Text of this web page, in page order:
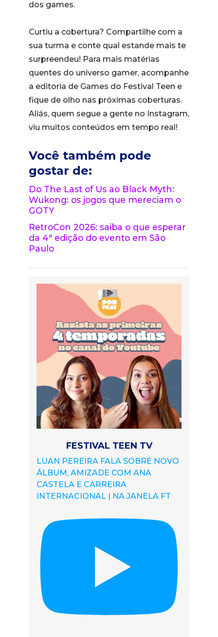
dos games.
Curtiu a cobertura? Compartilhe com a
sua turma e conte qual estande mais te
surpreendeu! Para mais matérias
quentes do universo gamer, acompanhe
a editoria de Games do Festival Teen e
fique de olho nas próximas coberturas.
Aliás, quem segue a gente no Instagram,
viu muitos conteúdos em tempo real!
Você também pode
gostar de:
Do The Last of Us ao Black Myth:
Wukong: os jogos que mereciam o
GOTY
RetroCon 2026: saiba o que esperar
da 4ª edição do evento em São
Paulo
FESTIVAL TEEN TV
LUAN PEREIRA FALA SOBRE NOVO
ÁLBUM, AMIZADE COM ANA
CASTELA E CARREIRA
INTERNACIONAL | NA JANELA FT